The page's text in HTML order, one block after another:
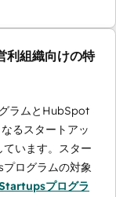
利組織向けの特
ラムとHubSpot
るスタートアッ
います。スター
ログラムの対象
プログラ